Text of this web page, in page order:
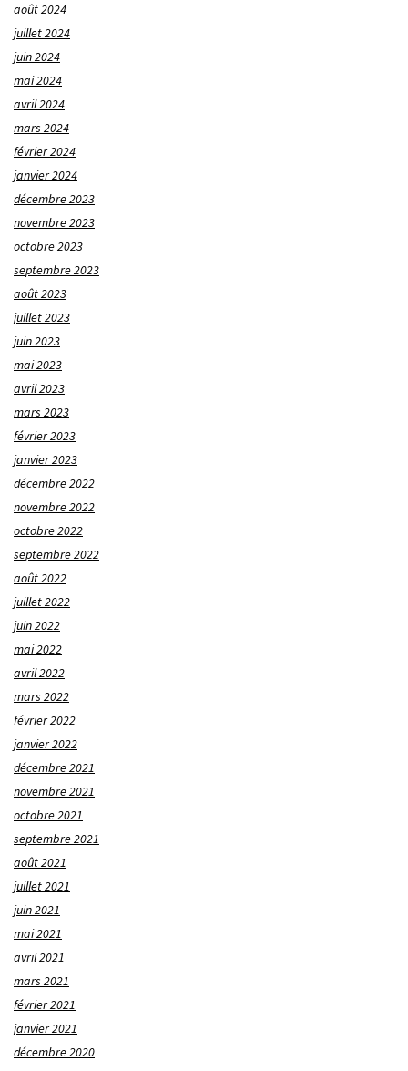
août 2024
juillet 2024
juin 2024
mai 2024
avril 2024
mars 2024
février 2024
janvier 2024
décembre 2023
novembre 2023
octobre 2023
septembre 2023
août 2023
juillet 2023
juin 2023
mai 2023
avril 2023
mars 2023
février 2023
janvier 2023
décembre 2022
novembre 2022
octobre 2022
septembre 2022
août 2022
juillet 2022
juin 2022
mai 2022
avril 2022
mars 2022
février 2022
janvier 2022
décembre 2021
novembre 2021
octobre 2021
septembre 2021
août 2021
juillet 2021
juin 2021
mai 2021
avril 2021
mars 2021
février 2021
janvier 2021
décembre 2020